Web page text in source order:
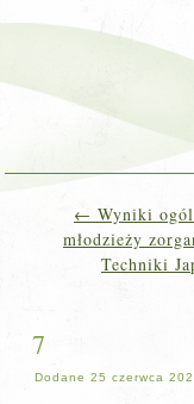
← Wyniki
młodzieży
Techniki
7
Dodane 25 czerwca